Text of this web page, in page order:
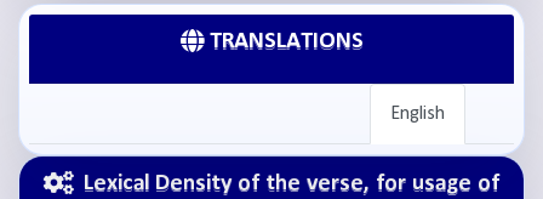
Lexical Density of the verse, for usage of
TRANSLATIONS
English